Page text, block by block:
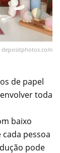
depositphotos.com
de papel
toda
baixo
pessoa
pode